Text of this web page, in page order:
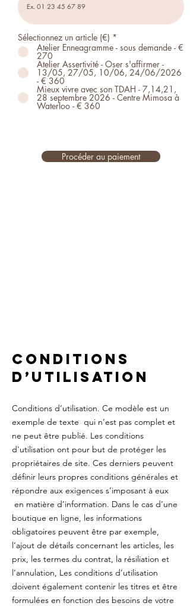
Sélectionnez un article (€) *
Atelier Enneagramme - sous demande - €
270
Atelier Assertivité - Oser s'affirmer -
13/05, 27/05, 10/06, 24/06/2026
- € 360
Mieux vivre avec son TDAH - 7,14,21,
28 septembre 2026 - Centre Mimosa à
Waterloo - € 360
Procéder au paiement
Conditions
d’utilisation
Conditions d’utilisation. Ce modèle est un
exemple de texte qui n’est pas complet et
ne peut être publié. Les conditions
d'utilisation ont pour but de protéger les
propriétaires de site. Ces derniers peuvent
définir leurs propres conditions générales et
répondre aux exigences s’imposant à eux
en matière d’information. Dans le cas d’une
boutique en ligne, les informations
obligatoires peuvent être par exemple,
l’ajout de détails concernant les articles, les
prix, les termes du contrat, la résiliation et
l’annulation, Les conditions d’utilisation
doivent également contenir les titres et être
formulées en fonction des besoins de votre